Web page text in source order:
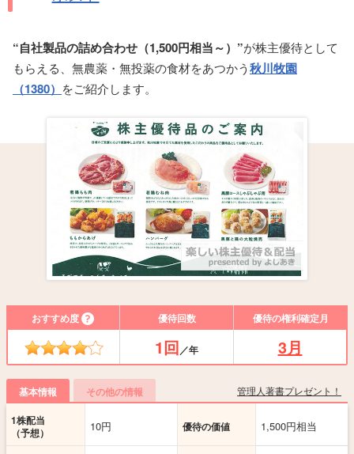
“自社製品の詰め合わせ（1,500円相当～）”が株主優待として
もらえる、無農薬・無投薬の食材をあつかう秋川牧園
（1380） をご紹介します。
おすすめ度 優待回数 優待の権利確定月
1回／年 3月
基本情報 その他の情報 管理人著書プレゼント！
1株配当
（予想）
10円 優待の価値 1,500円相当